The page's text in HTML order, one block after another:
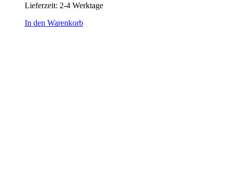
Lieferzeit: 2-4 Werktage
In den Warenkorb